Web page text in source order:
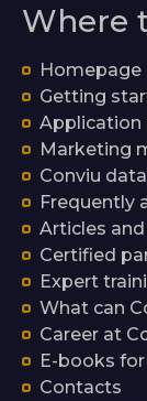
Where
Homepage
Getting
Application
Marketing
Conviu
Frequently
Articles
Certified
Expert
What can
Career at
E-books
Contacts